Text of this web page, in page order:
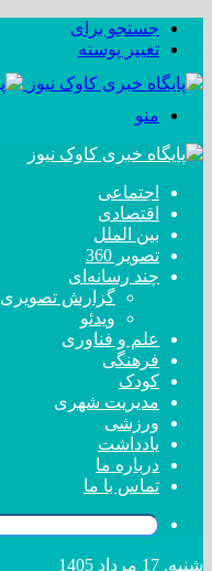
جستجو برای
تغییر پوسته
منو
اجتماعی
اقتصادی
بین الملل
تصویر 360
چند رسانه‌ای
گزارش تصویری
ویدئو
علم و فناوری
فرهنگی
کودک
مدیریت شهری
ورزشی
یادداشت
درباره ما
تماس با ما
شنبه, 17 مرداد 1405